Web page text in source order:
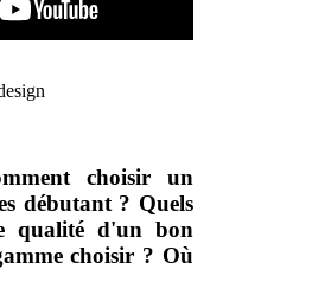
choisir un
débutant ? Quels
qualité d'un bon
choisir ? Où